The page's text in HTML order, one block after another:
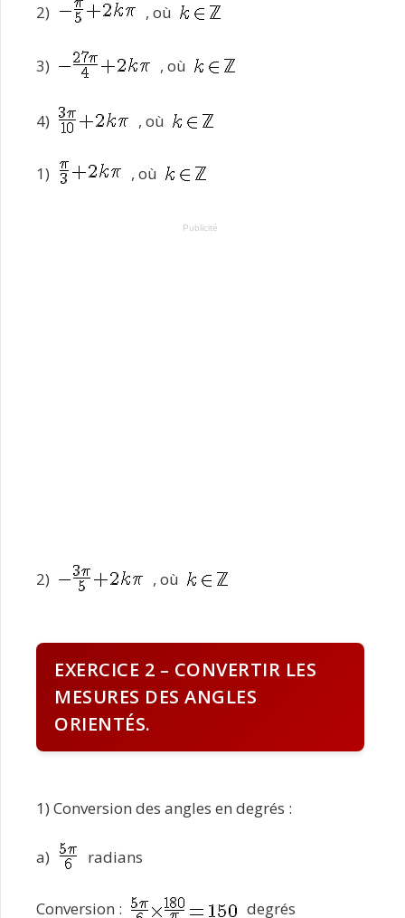
2) , où
3) , où
4) , où
1) , où
Publicité
2) , où
EXERCICE 2 – CONVERTIR LES
MESURES DES ANGLES
ORIENTÉS.
1) Conversion des angles en degrés :
a) radians
Conversion : degrés